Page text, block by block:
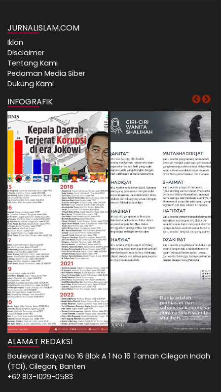
JURNALISLAM.COM
Iklan
Disclaimer
Tentang Kami
Pedoman Media Siber
Dukung Kami
INFOGRAFIK
ALAMAT REDAKSI
Boulevard Raya No 16 Blok A 1 No 16 Taman Cilegon Indah
(TCI), Cilegon, Banten
+62 813-1029-0583